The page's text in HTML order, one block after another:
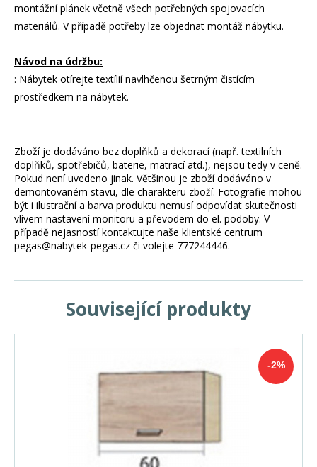
montážní plánek včetně všech potřebných spojovacích
materiálů. V případě potřeby lze objednat montáž nábytku.
Návod na údržbu:
: Nábytek otírejte textílií navlhčenou šetrným čistícím
prostředkem na nábytek.
Zboží je dodáváno bez doplňků a dekorací (např. textilních
doplňků, spotřebičů, baterie, matrací atd.), nejsou tedy v ceně.
Pokud není uvedeno jinak. Většinou je zboží dodáváno v
demontovaném stavu, dle charakteru zboží. Fotografie mohou
být i ilustrační a barva produktu nemusí odpovídat skutečnosti
vlivem nastavení monitoru a převodem do el. podoby. V
případě nejasností kontaktujte naše klientské centrum
pegas@nabytek-pegas.cz či volejte 777244446.
Související produkty
-2%